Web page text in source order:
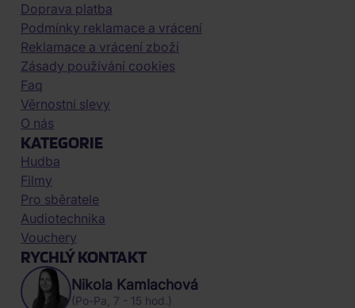
Doprava platba
Podmínky reklamace a vrácení
Reklamace a vrácení zboží
Zásady používání cookies
Faq
Věrnostní slevy
O nás
KATEGORIE
Hudba
Filmy
Pro sběratele
Audiotechnika
Vouchery
RYCHLÝ KONTAKT
Nikola Kamlachová
(Po-Pa, 7 - 15 hod.)